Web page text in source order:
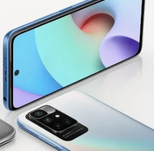
réseaux sociaux
inwi fait
accès à
Snapchat voire
Promotion Orange
Internet
Nouveau! Orange
de ses clients
pour toute
Orange offre, suite
un volume